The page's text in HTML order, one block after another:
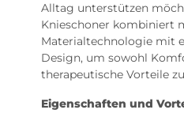
Alltag unterstützen
Knieschoner kombiniert
Materialtechnologie mit
Design, um sowohl
therapeutische Vorteile
Eigenschaften und